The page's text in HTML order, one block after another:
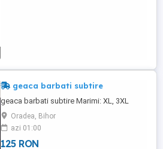
geaca barbati subtire
geaca barbati subtire Marimi: XL, 3XL
Oradea, Bihor
azi 01:00
125 RON